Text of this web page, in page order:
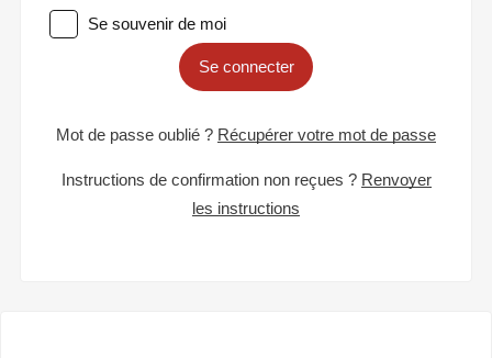
Se souvenir de moi
Se connecter
Mot de passe oublié ? Récupérer votre mot de passe
Instructions de confirmation non reçues ? Renvoyer
les instructions